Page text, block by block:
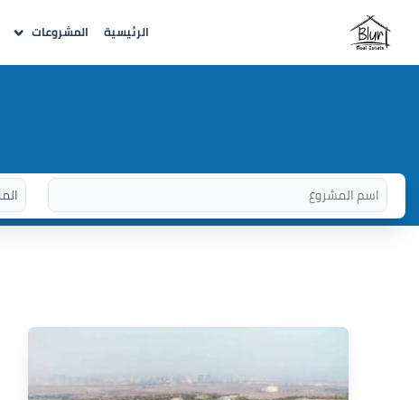
الرئيسية المشروعات